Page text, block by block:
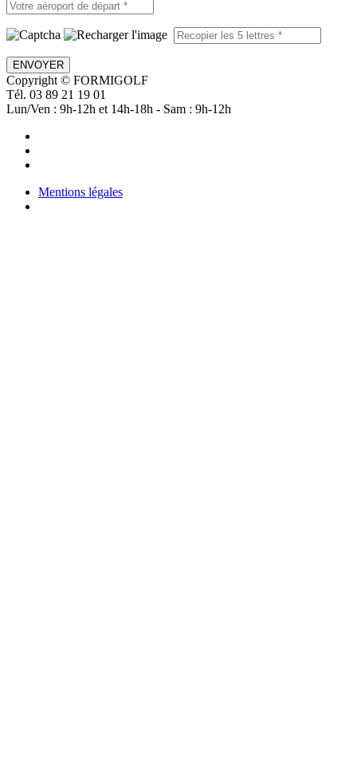
ENVOYER
Copyright © FORMIGOLF
Tél. 03 89 21 19 01
Lun/Ven : 9h-12h et 14h-18h - Sam : 9h-12h
Mentions légales